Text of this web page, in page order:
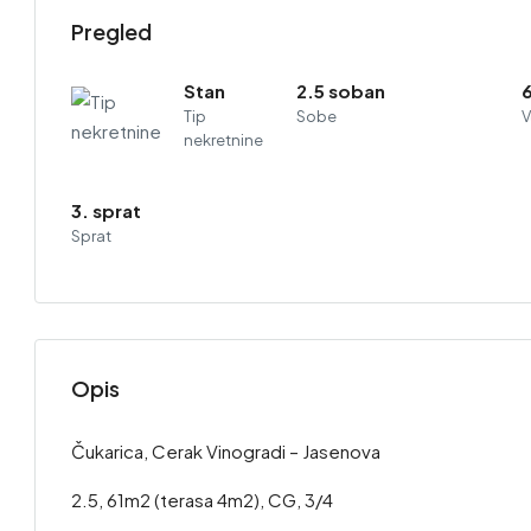
Pregled
Stan
Tip
nekretnine
2.5 soban
Sobe
3. sprat
Sprat
Opis
Čukarica, Cerak Vinogradi – Jasenova
2.5, 61m2 (terasa 4m2), CG, 3/4